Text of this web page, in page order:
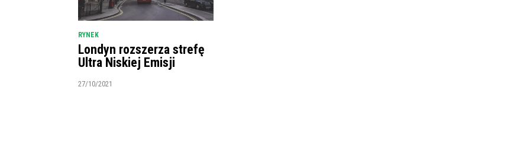
RYNEK
Londyn rozszerza strefę
Ultra Niskiej Emisji
27/10/2021